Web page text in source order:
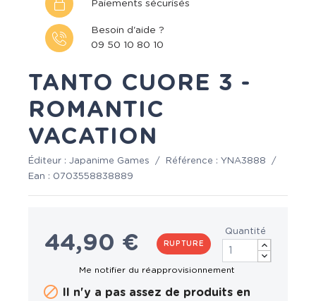
Paiements sécurisés
Besoin d'aide ?
09 50 10 80 10
TANTO CUORE 3 -
ROMANTIC
VACATION
Éditeur : Japanime Games / Référence : YNA3888
/
Ean : 0703558838889
44,90 € RUPTURE
Quantité
 Il n'y a pas assez de produits en